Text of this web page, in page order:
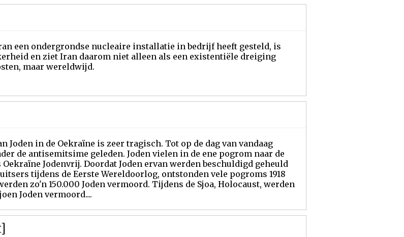
een ondergrondse nucleaire installatie in bedrijf heeft gesteld, is
en ziet Iran daarom niet alleen als een existentiële dreiging
maar wereldwijd.
Joden in de Oekraïne is zeer tragisch. Tot op de dag van vandaag
de antisemitsime geleden. Joden vielen in de ene pogrom naar de
Oekraïne Jodenvrij. Doordat Joden ervan werden beschuldigd geheuld
tijdens de Eerste Wereldoorlog, ontstonden vele pogroms 1918
zo'n 150.000 Joden vermoord. Tijdens de Sjoa, Holocaust, werden
Joden vermoord....